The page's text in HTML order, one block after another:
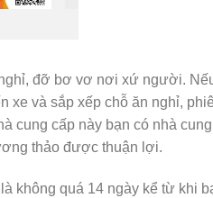
đỡ bơ vơ nơi xứ người.
xe và sắp xếp chỗ ăn nghỉ,
cung cấp này bạn có nhà cung
thảo được thuận lợi.
không quá 14 ngày kể từ khi